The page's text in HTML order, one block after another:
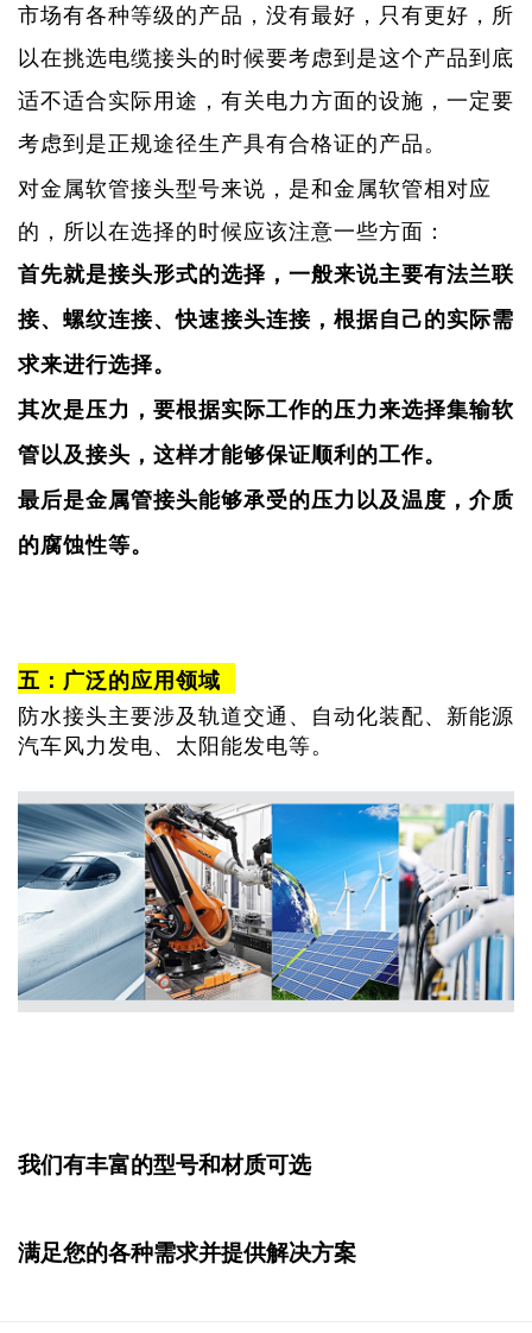
市场有各种等级的产品，没有最好，只有更好，所
以在挑选电缆接头的时候要考虑到是这个产品到底
适不适合实际用途，有关电力方面的设施，一定要
考虑到是正规途径生产具有合格证的产品。
对金属软管接头型号来说，是和金属软管相对应
的，所以在选择的时候应该注意一些方面：
首先就是接头形式的选择，一般来说主要有法兰联
接、螺纹连接、快速接头连接，根据自己的实际需
求来进行选择。
其次是压力，要根据实际工作的压力来选择集输软
管以及接头，这样才能够保证顺利的工作。
最后是金属管接头能够承受的压力以及温度，介质
的腐蚀性等。
五：广泛的应用领域
防水接头主要涉及轨道交通、自动化装配、新能源
汽车风力发电、太阳能发电等。
我们有丰富的型号和材质可选
满足您的各种需求并提供解决方案